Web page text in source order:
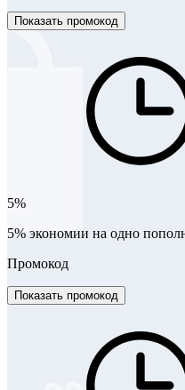
Показать промокод
5%
5% экономии на одно
Промокод
Показать промокод